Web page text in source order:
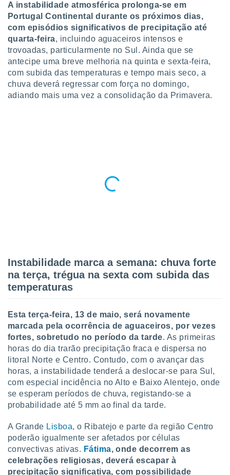
um perfil
lhe
e
com
Pode
na nossa
e
cookies,
a
site
caso,
para
não
o
ou
Pode
de
ao
A instabilidade atmosférica prolonga-se em
Portugal Continental durante os próximos dias,
com episódios significativos de precipitação até
quarta-feira, incluindo aguaceiros intensos e
trovoadas, particularmente no Sul. Ainda que se
antecipe uma breve melhoria na quinta e sexta-feira,
com subida das temperaturas e tempo mais seco, a
chuva deverá regressar com força no domingo,
adiando mais uma vez a consolidação da Primavera.
Instabilidade marca a semana: chuva forte
na terça, trégua na sexta com subida das
temperaturas
Esta terça-feira, 13 de maio, será novamente
marcada pela ocorrência de aguaceiros, por vezes
fortes, sobretudo no período da tarde. As primeiras
horas do dia trarão precipitação fraca e dispersa no
litoral Norte e Centro. Contudo, com o avançar das
horas, a instabilidade tenderá a deslocar-se para Sul,
com especial incidência no Alto e Baixo Alentejo, onde
se esperam períodos de chuva, registando-se a
probabilidade até 5 mm ao final da tarde.
A Grande Lisboa, o Ribatejo e parte da região Centro
poderão igualmente ser afetados por células
convectivas ativas. Fátima, onde decorrem as
celebrações religiosas, deverá escapar à
precipitação significativa, com possibilidade